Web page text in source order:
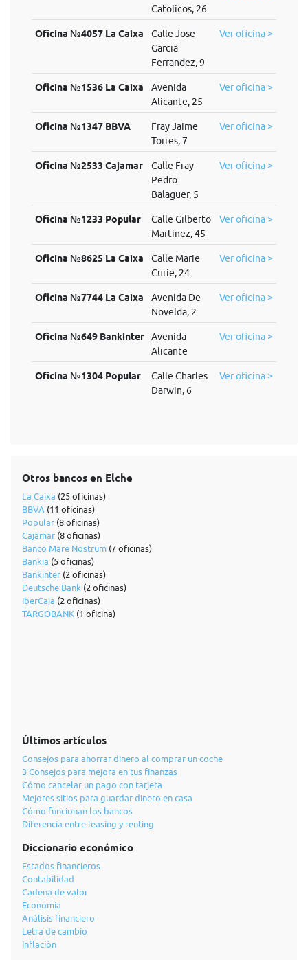
Catolicos, 26
Oficina №4057 La Caixa
Calle Jose
Garcia
Ferrandez, 9
Ver oficina >
Oficina №1536 La Caixa
Avenida
Alicante, 25
Ver oficina >
Oficina №1347 BBVA
Fray Jaime
Torres, 7
Ver oficina >
Oficina №2533 Cajamar
Calle Fray
Pedro
Balaguer, 5
Ver oficina >
Oficina №1233 Popular
Calle Gilberto
Martinez, 45
Ver oficina >
Oficina №8625 La Caixa
Calle Marie
Curie, 24
Ver oficina >
Oficina №7744 La Caixa
Avenida De
Novelda, 2
Ver oficina >
Oficina №649 Bankinter
Avenida
Alicante
Ver oficina >
Oficina №1304 Popular
Calle Charles
Darwin, 6
Ver oficina >
Otros bancos en Elche
La Caixa (25 oficinas)
BBVA (11 oficinas)
Popular (8 oficinas)
Cajamar (8 oficinas)
Banco Mare Nostrum (7 oficinas)
Bankia (5 oficinas)
Bankinter (2 oficinas)
Deutsche Bank (2 oficinas)
IberCaja (2 oficinas)
TARGOBANK (1 oficina)
Últimos artículos
Consejos para ahorrar dinero al comprar un coche
3 Consejos para mejora en tus finanzas
Cómo cancelar un pago con tarjeta
Mejores sitios para guardar dinero en casa
Cómo funcionan los bancos
Diferencia entre leasing y renting
Diccionario económico
Estados financieros
Contabilidad
Cadena de valor
Economía
Análisis financiero
Letra de cambio
Inflación